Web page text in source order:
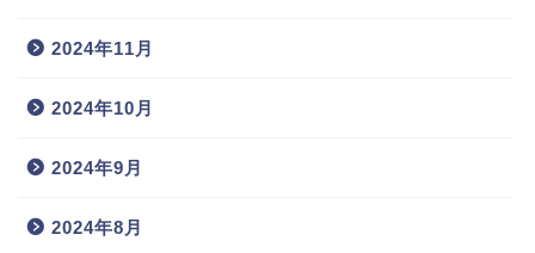
2024年11月
2024年10月
2024年9月
2024年8月